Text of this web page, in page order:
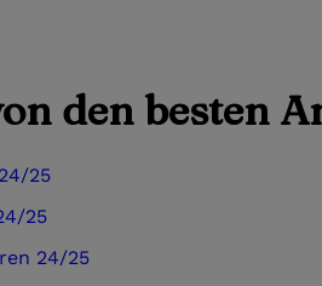
den besten
25
25
24/25